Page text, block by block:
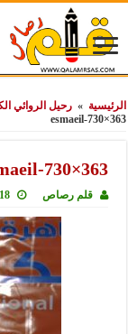
الرئيسية » رحيل الروائي
esmaeil-730×363
730×363
قلم رصاص